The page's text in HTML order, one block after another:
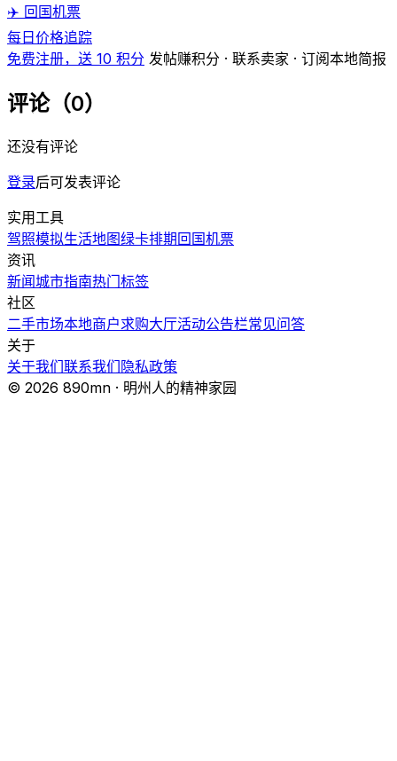
✈️ 回国机票
每日价格追踪
免费注册，送 10 积分 发帖赚积分 · 联系卖家 · 订阅本地简报
评论（0）
还没有评论
登录后可发表评论
实用工具
驾照模拟生活地图绿卡排期回国机票
资讯
新闻城市指南热门标签
社区
二手市场本地商户求购大厅活动公告栏常见问答
关于
关于我们联系我们隐私政策
© 2026 890mn · 明州人的精神家园